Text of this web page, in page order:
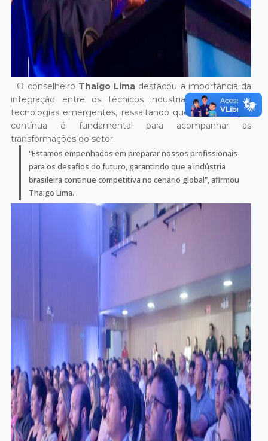
O conselheiro Thaigo Lima destacou a importância da
integração entre os técnicos industriais e as novas
tecnologias emergentes, ressaltando que a capacitação
contínua é fundamental para acompanhar as
transformações do setor.
"Estamos empenhados em preparar nossos profissionais
para os desafios do futuro, garantindo que a indústria
brasileira continue competitiva no cenário global", afirmou
Thaigo Lima.